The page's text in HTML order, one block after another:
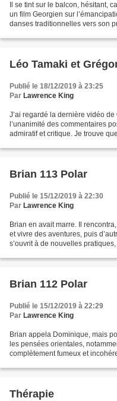
Il se tint sur le balcon, hésitant,
un film Georgien sur
danses traditionnelles vers son
Léo Tamaki et
Publié le 18/12/2019 à 23:25
Par Lawrence King
J’ai regardé la dernière vidéo
l’unanimité des commentaires
admiratif et critique. Je trouve
Brian 113 Polar
Publié le 15/12/2019 à 22:30
Par Lawrence King
Brian en avait marre. Il
et vivre des aventures, puis
s’ouvrit à de nouvelles
Brian 112 Polar
Publié le 15/12/2019 à 22:29
Par Lawrence King
Brian appela Dominique, mais
les pensées orientales,
complètement fumeux et
Thérapie